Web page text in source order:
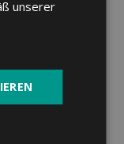
4:75%, max.
unserer